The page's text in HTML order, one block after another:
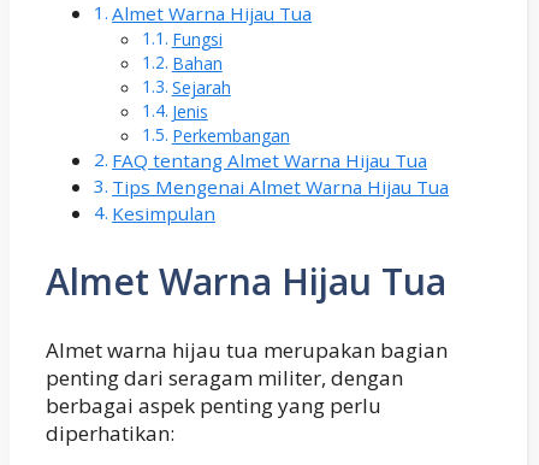
Almet Warna Hijau Tua
Fungsi
Bahan
Sejarah
Jenis
Perkembangan
FAQ tentang Almet Warna Hijau Tua
Tips Mengenai Almet Warna Hijau Tua
Kesimpulan
Almet Warna Hijau Tua
Almet warna hijau tua merupakan bagian
penting dari seragam militer, dengan
berbagai aspek penting yang perlu
diperhatikan: